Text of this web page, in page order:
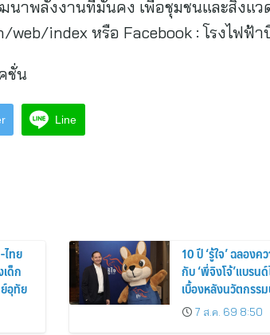
าพลังงานที่มั่นคง เพื่อชุมชนและสิ่งแว
index หรือ Facebook : โรงไฟฟ้
ชั่น
Line
ทย
ด็ก
อุทัย
10 ปี ‘รู้ใจ’ ฉลองค
กับ ‘พี่จิงโจ้’แบรน
เบื้องหลังนวัตกรร
ดิจิทัลตลอดหนึ่งทศว
7 ส.ค. 69 8:50